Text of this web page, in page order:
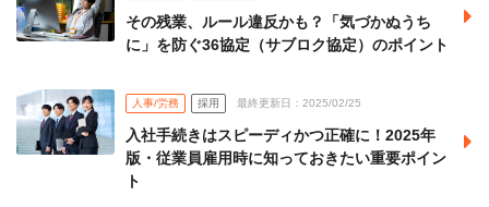
その残業、ルール違反かも？「気づかぬうち
に」を防ぐ36協定（サブロク協定）のポイント
人事/労務 採用 最終更新日：2025/02/25
入社手続きはスピーディかつ正確に！2025年
版・従業員雇用時に知っておきたい重要ポイン
ト